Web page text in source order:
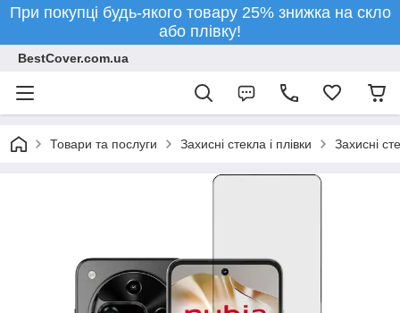
При покупці будь-якого товару 25% знижка на скло
або плівку!
BestCover.com.ua
Товари та послуги Захисні стекла і плівки Захисні